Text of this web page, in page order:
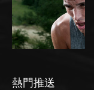
熱門推送